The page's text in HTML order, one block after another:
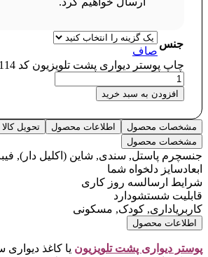
جنس
صاف
چاپ پوستر دیواری پشت تلویزیون کد 1114 عدد
افزودن به سبد خرید
مشخصات محصول اطلاعات محصول
تحویل کالا
مشخصات محصول
جنسچرم پاستل, سندی, شاین (اکلیل دار),
ابعادسایز دلخواه شما
شرایط ارسالسه روز کاری
قابلیت شستشودارد
کاربریاداری, کودک, مسکونی
اطلاعات محصول
پوستر دیواری پشت تلویزیون یا کاغذ